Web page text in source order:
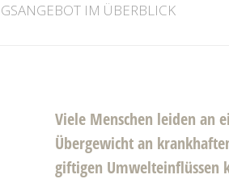
IM ÜBERBLICK
Viele Menschen leiden an
Übergewicht an
giftigen Umwelteinflüssen